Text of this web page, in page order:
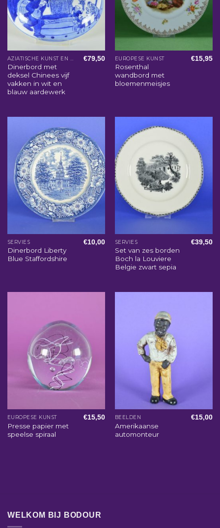
Dinerbord met
deksel Chinees vijf
vakken in wit en
blauw aardewerk
€79,50 EUROPESE KUNST
Rosenthal
wandbord met
bloemenmeisjes
€15,95
SERVIES
Dinerbord Liberty
Blue Staffordshire
€10,00 SERVIES
Set van zes borden
Boch la Louviere
Belgie zwart sepia
€39,50
EUROPESE KUNST
Presse papier met
speelse spiraal
€15,50 BEELDEN
Amerikaanse
automonteur
€15,00
WELKOM BIJ BODOUR